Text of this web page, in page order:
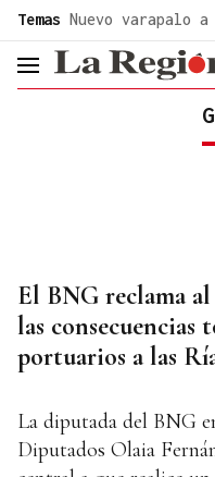
Temas Nuevo varapalo a
header.menu.open
El BNG reclama
las consecuencias
portuarios a las
La diputada del BNG
Diputados Olaia